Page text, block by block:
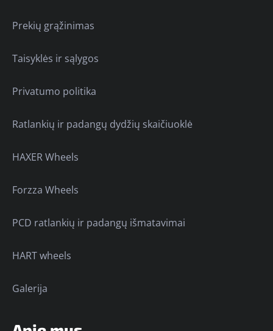
Prekių grąžinimas
Taisyklės ir sąlygos
Privatumo politika
Ratlankių ir padangų dydžių skaičiuoklė
HAXER Wheels
Forzza Wheels
PCD ratlankių ir padangų išmatavimai
HART wheels
Galerija